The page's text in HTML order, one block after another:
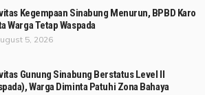
Kegempaan Sinabung Menurun, BPBD Karo
Warga Tetap Waspada
5, 2026
Gunung Sinabung Berstatus Level II
Warga Diminta Patuhi Zona Bahaya